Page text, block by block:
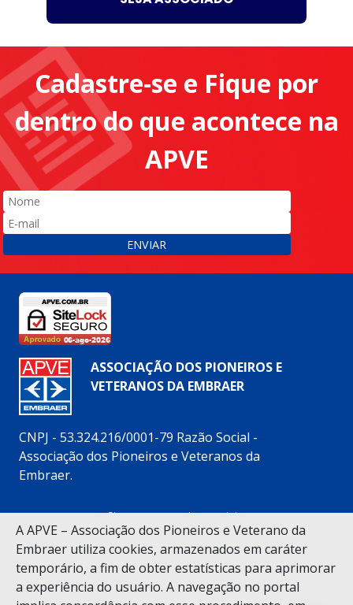
A APVE – Associação dos Pioneiros e Veterano da
Embraer utiliza cookies, armazenados em caráter
temporário, a fim de obter estatísticas para aprimorar
a experiência do usuário. A navegação no portal
Cadastre-se e Fique por
dentro do que acontece na
APVE
ENVIAR
ASSOCIAÇÃO DOS PIONEIROS E
VETERANOS DA EMBRAER
CNPJ - 53.324.216/0001-79 Razão Social -
Associação dos Pioneiros e Veteranos da
Embraer.
Siga nossas redes sociais: